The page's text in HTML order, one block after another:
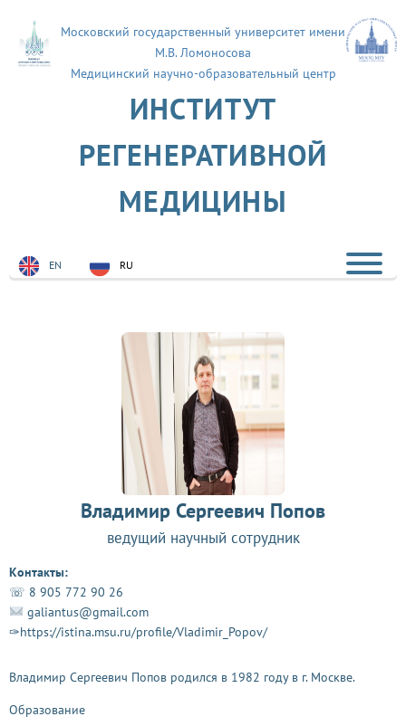
Московский государственный университет имени
М.В. Ломоносова
Медицинский научно-образовательный центр
ИНСТИТУТ
РЕГЕНЕРАТИВНОЙ
МЕДИЦИНЫ
EN RU
Владимир Сергеевич Попов родился в 1982 году в г. Москве.
Образование
Владимир Сергеевич Попов
ведущий научный сотрудник
Контакты:
☏ 8 905 772 90 26
galiantus@gmail.com
✑https://istina.msu.ru/profile/Vladimir_Popov/